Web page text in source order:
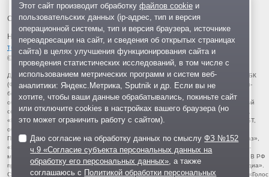
На информационном ресурсе применяются
технологии
© 2013-2026 «ОИНФО»,
сделано в Одинцово
Для читателей: В России признаны экстремистскими и запрещены организации ФБК
(Фонд борьбы с коррупцией, признан иноагентом), Штабы Навального, «Национал-
большевистская партия», «Свидетели Иеговы», «Армия воли народа», «Русский
общенациональный союз», «Движение против нелегальной иммиграции», «Правый
сектор», УНА-УНСО, УПА, «Тризуб им. Степана Бандеры», «Мизантропик дивижн»,
«Меджлис крымскотатарского народа», движение «Артподготовка», движение ЛГБТ,
общероссийская политическая партия «Воля», АУЕ, батальоны «Азов» и «Айдар».
Признаны террористическими и запрещены: «Движение Талибан», «Имарат Кавказ»,
«Исламское государство» (ИГ, ИГИЛ), Джебхад-ан-Нусра, «АУМ Синрике», «Братья-
мусульмане», «Аль-Каида в странах исламского Магриба», «Сеть», «Колумбайн». В РФ
признана нежелательной деятельность «Открытой России», издания «Проект Медиа».
СМИ-иноагентами признаны: телеканал «Дождь», «Медуза», «Важные истории», «Голос
Этот сайт производит обработку файлов cookieи
пользовательских данных (ip-адрес, тип и версия
операционной системы, тип и версия браузера, источнике
переадресации на сайт, и сведения об открытых страницах
сайта) в целях улучшения функционирования сайта и
проведения статистических исследований, в том числе с
использованием метрических программ и систем веб-
аналитики: Яндекс.Метрика, Sputnik и др. Если вы не
хотите, чтобы ваши данные обрабатывались, покиньте сайт
или отключите cookies в настройках вашего браузера (но
это может ограничить работу с сайтом).
Даю согласие на обработку данных по смыслуФЗ №152
ч.9 «Согласие субъекта персональных данных на
обработку его персональных данных» , а также
соглашаюсь с Политикой обработки персональных